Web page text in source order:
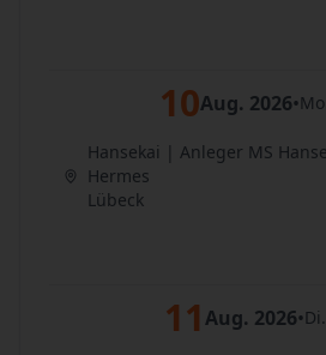
10Aug. 2026•
Hansekai | Anleger MS
Hermes
Lübeck
11 Aug. 2026•